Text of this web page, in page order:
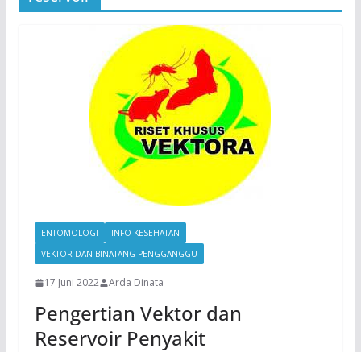
ENTOMOLOGI
INFO KESEHATAN
VEKTOR DAN BINATANG PENGGANGGU
17 Juni 2022 Arda Dinata
Pengertian Vektor dan
Reservoir Penyakit